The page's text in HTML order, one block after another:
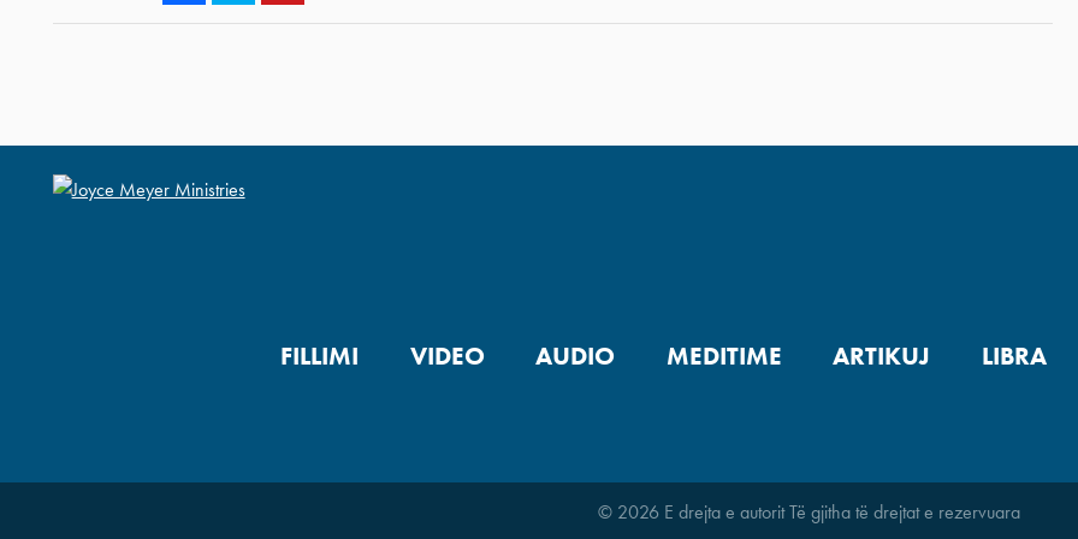
FILLIMI VIDEO AUDIO MEDITIME ARTIKUJ LIBRA
© 2026 E drejta e autorit Të gjitha të drejtat e rezervuara